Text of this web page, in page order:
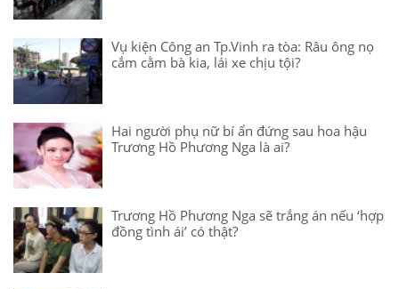
Vụ kiện Công an Tp.Vinh ra tòa: Râu ông nọ
cắm cằm bà kia, lái xe chịu tội?
Hai người phụ nữ bí ẩn đứng sau hoa hậu
Trương Hồ Phương Nga là ai?
Trương Hồ Phương Nga sẽ trắng án nếu ‘hợp
đồng tình ái’ có thật?